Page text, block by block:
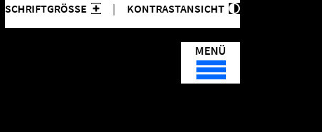
SCHRIFTGRÖSSE KONTRASTANSICHT
MENÜ